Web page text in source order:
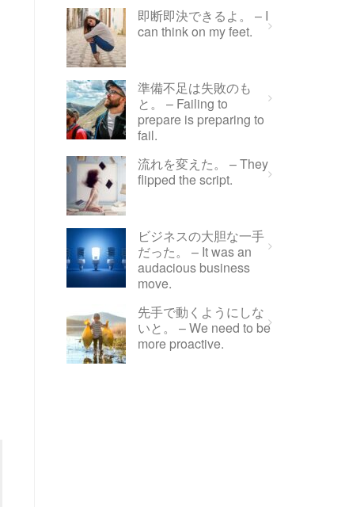
即断即決できるよ。 – I
can think on my feet.
準備不足は失敗のも
と。 – Failing to
prepare is preparing to
fail.
流れを変えた。 – They
flipped the script.
ビジネスの大胆な一手
だった。 – It was an
audacious business
move.
先手で動くようにしな
いと。 – We need to be
more proactive.